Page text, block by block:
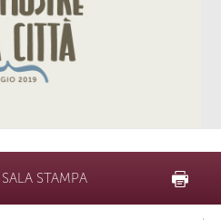
SALA STAMPA